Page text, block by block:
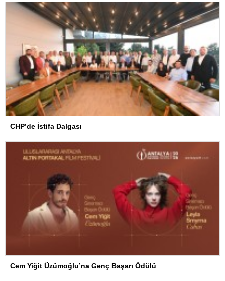
CHP’de İstifa Dalgası
Cem Yiğit Üzümoğlu’na Genç Başarı Ödülü